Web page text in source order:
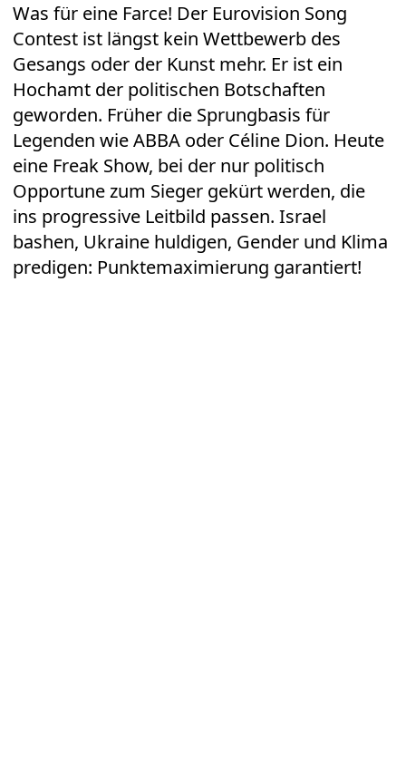
Was für eine Farce! Der Eurovision Song
Contest ist längst kein Wettbewerb des
Gesangs oder der Kunst mehr. Er ist ein
Hochamt der politischen Botschaften
geworden. Früher die Sprungbasis für
Legenden wie ABBA oder Céline Dion. Heute
eine Freak Show, bei der nur politisch
Opportune zum Sieger gekürt werden, die
ins progressive Leitbild passen. Israel
bashen, Ukraine huldigen, Gender und Klima
predigen: Punktemaximierung garantiert!